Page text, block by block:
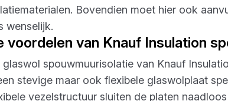
Bovendien moet hier ook
wenselijk.
voordelen van Knauf Insulation
glaswol spouwmuurisolatie van Knauf
stevige maar ook flexibele glaswolplaat
vezelstructuur sluiten de platen